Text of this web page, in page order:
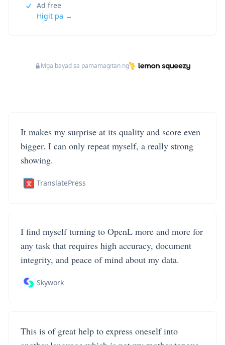
Ad free
Higit pa →
Mga bayad sa pamamagitan ng
It makes my surprise at its quality and score even
bigger. I can only repeat myself, a really strong
showing.
TranslatePress
I find myself turning to OpenL more and more for
any task that requires high accuracy, document
integrity, and peace of mind about my data.
Skywork
This is of great help to express oneself into